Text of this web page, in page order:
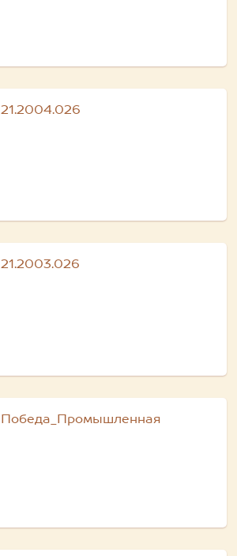
21.2004.026
21.2003.026
Победа_Промышленная